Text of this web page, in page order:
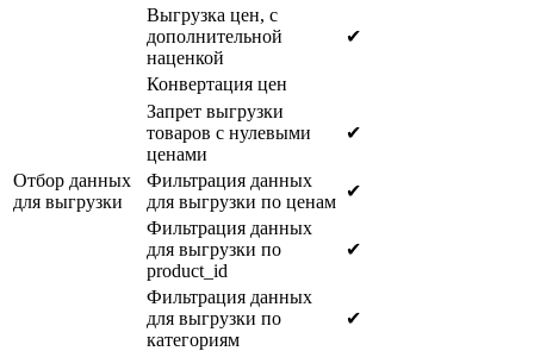
Выгрузка цен, с
дополнительной
наценкой
✔
Конвертация цен
Запрет выгрузки
товаров с нулевыми
ценами
✔
Отбор данных
для выгрузки
Фильтрация данных
для выгрузки по ценам
✔
Фильтрация данных
для выгрузки по
product_id
✔
Фильтрация данных
для выгрузки по
категориям
✔